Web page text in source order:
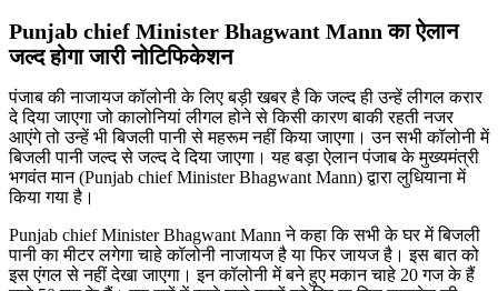
Punjab chief Minister Bhagwant Mann का ऐलान
जल्द होगा जारी नोटिफिकेशन
पंजाब की नाजायज कॉलोनी के लिए बड़ी खबर है कि जल्द ही उन्हें लीगल करार
दे दिया जाएगा जो कालोनियां लीगल होने से किसी कारण बाकी रहती नजर
आएंगे तो उन्हें भी बिजली पानी से महरूम नहीं किया जाएगा। उन सभी कॉलोनी में
बिजली पानी जल्द से जल्द दे दिया जाएगा। यह बड़ा ऐलान पंजाब के मुख्यमंत्री
भगवंत मान (Punjab chief Minister Bhagwant Mann) द्वारा लुधियाना में
किया गया है।
Punjab chief Minister Bhagwant Mann ने कहा कि सभी के घर में बिजली
पानी का मीटर लगेगा चाहे कॉलोनी नाजायज है या फिर जायज है। इस बात को
इस एंगल से नहीं देखा जाएगा। इन कॉलोनी में बने हुए मकान चाहे 20 गज के हैं